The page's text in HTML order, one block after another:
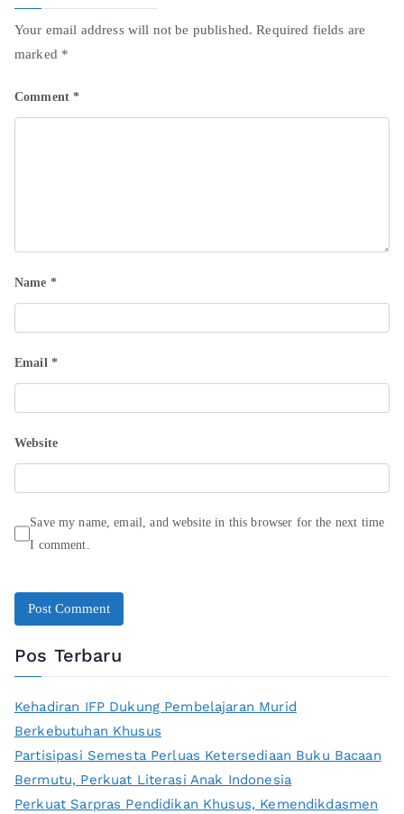
Your email address will not be published. Required fields are
marked *
Comment*
Name *
Email *
Website
Save my name, email, and website in this browser for the next time
I comment.
Pos Terbaru
Kehadiran IFP Dukung Pembelajaran Murid
Berkebutuhan Khusus
Partisipasi Semesta Perluas Ketersediaan Buku Bacaan
Bermutu, Perkuat Literasi Anak Indonesia
Perkuat Sarpras Pendidikan Khusus, Kemendikdasmen